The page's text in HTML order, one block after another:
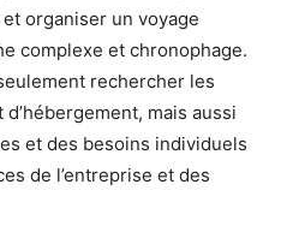
organiser un voyage
complexe et chronophage.
rechercher les
mais aussi
et des besoins individuels
de l’entreprise et des